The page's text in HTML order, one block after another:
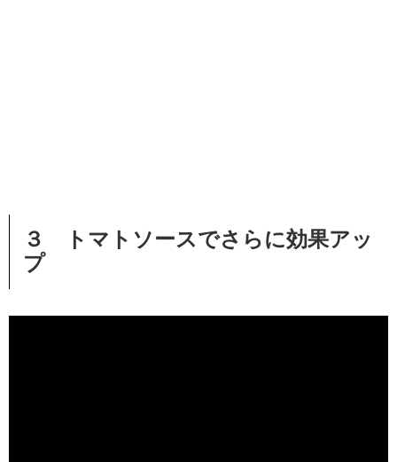
３ トマトソースでさらに効果アッ
プ